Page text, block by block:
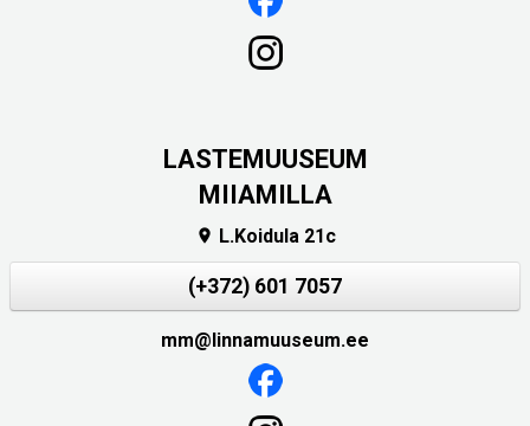
LASTEMUUSEUM
MIIAMILLA
 L.Koidula 21c
(+372) 601 7057
mm@linnamuuseum.ee